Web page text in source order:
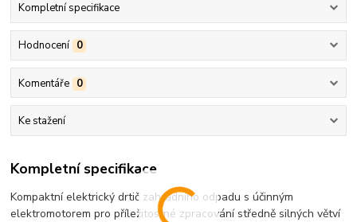
Kompletní specifikace
Hodnocení 0
Komentáře 0
Ke stažení
Kompletní specifikace
Kompaktní elektrický drtič zahradního odpadu s účinným
elektromotorem pro příležitostné zpracování středně silných větví